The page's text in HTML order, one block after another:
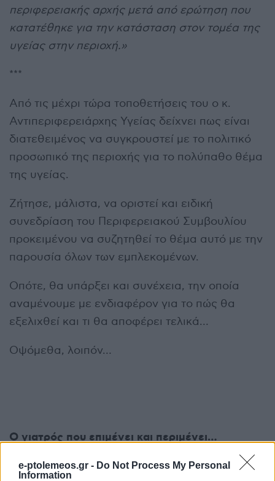
e-ptolemeos.gr - Do Not Process My Personal
Information
περιφερειακής αρχής μετά από ερώτηση που
κατατέθηκε για την κατάσταση στον τομέα της
υγείας στην περιοχή.»
***
Από τις μέχρι τώρα τοποθετήσεις του ο κ.
Αντιπεριφερειάρχης Υγείας δείχνει πως είναι
διατεθειμένος να συγκρουστεί με το πολιτικό
προσωπικό της περιοχής για το πολύπαθο θέμα
της υγείας.
Ζήτησε, μάλιστα, να οριστεί και ειδική
συνεδρίαση του Περιφερειακού Συμβουλίου
προκειμένου να συζητηθεί το θέμα αυτό με την
παρουσία όλων των εμπλεκομένων.
Οπότε, θα υπάρξει και συνέχεια, την οποία
αναμένουμε με ενδιαφέρον για το πώς θα
εξελιχθεί και τι θα αποφέρει τελικά…
Οψόμεθα, λοιπόν…
Ο γιατρός που επιμένει και περιμένει…
Μιας και αναφερθήκαμε στο θέμα της υγείας